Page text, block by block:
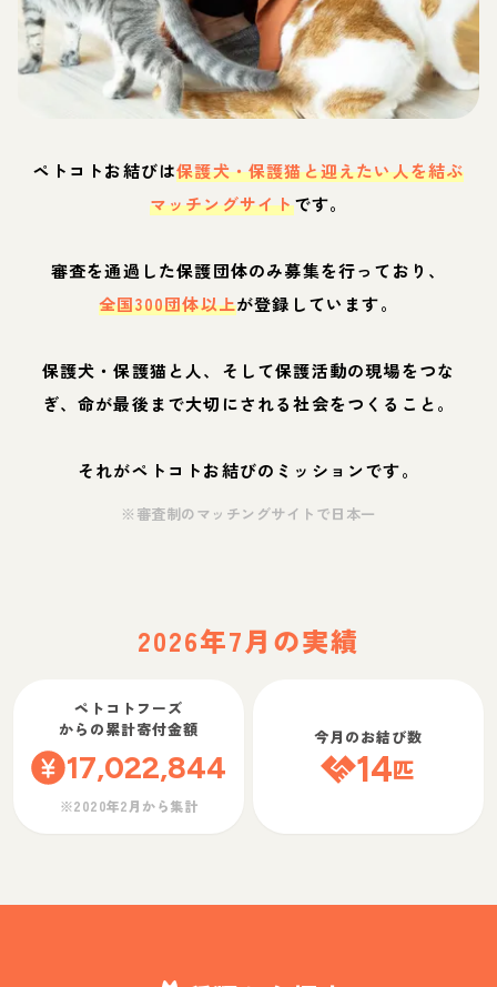
ペトコトお結びは保護犬・保護猫と迎えたい人を結ぶ
マッチングサイトです。
審査を通過した保護団体のみ募集を行っており、
全国300団体以上が登録しています。
保護犬・保護猫と人、そして保護活動の現場をつな
ぎ、命が最後まで大切にされる社会をつくること。
それがペトコトお結びのミッションです。
※審査制のマッチングサイトで日本一
2026年7月の実績
ペトコトフーズ
からの累計寄付金額
17,022,844
※2020年2月から集計
今月のお結び数
14匹